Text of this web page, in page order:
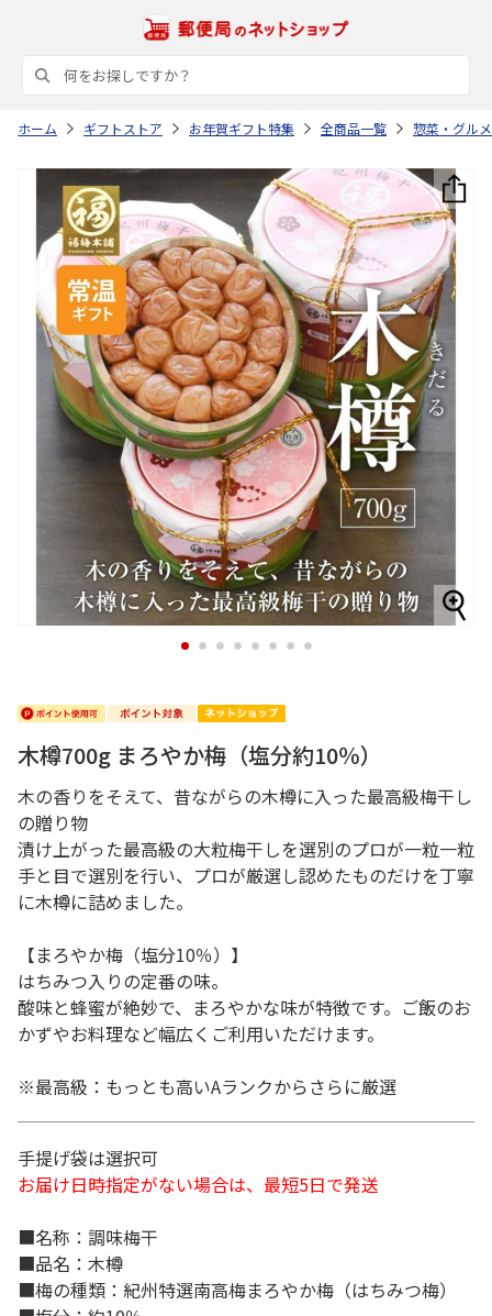
ホーム ギフトストア お年賀ギフト特集 全商品一覧 惣菜・グルメ
1 2 3 4 5 6 7 8
木樽700g まろやか梅（塩分約10％）
木の香りをそえて、昔ながらの木樽に入った最高級梅干し
の贈り物
漬け上がった最高級の大粒梅干しを選別のプロが一粒一粒
手と目で選別を行い、プロが厳選し認めたものだけを丁寧
に木樽に詰めました。
【まろやか梅（塩分10％）】
はちみつ入りの定番の味。
酸味と蜂蜜が絶妙で、まろやかな味が特徴です。ご飯のお
かずやお料理など幅広くご利用いただけます。
※最高級：もっとも高いAランクからさらに厳選
手提げ袋は選択可
お届け日時指定がない場合は、最短5日で発送
■名称：調味梅干
■品名：木樽
■梅の種類：紀州特選南高梅まろやか梅（はちみつ梅）